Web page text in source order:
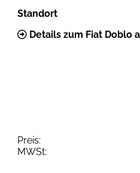
Standort
Details zum Fiat Doblo
Preis:
MWSt: